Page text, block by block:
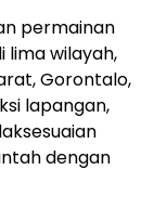
permainan
wilayah,
Gorontalo,
lapangan,
dengan